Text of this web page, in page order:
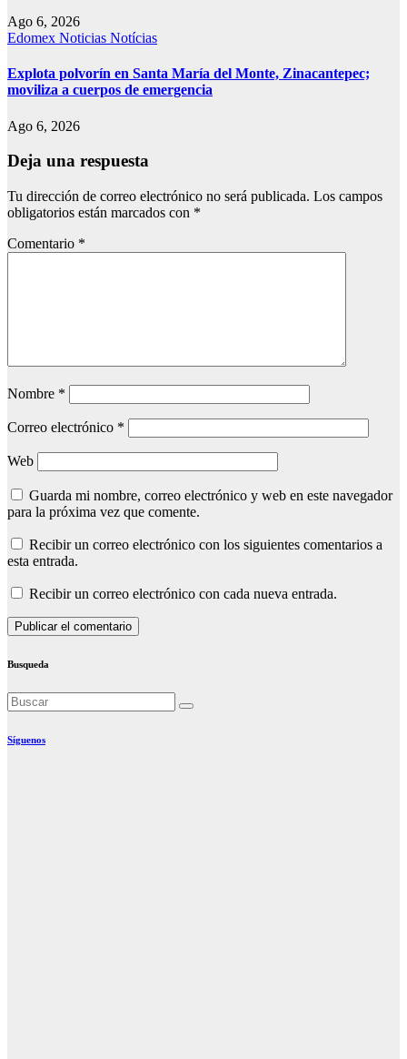
Ago 6, 2026
Edomex Noticias Notícias
Explota polvorín en Santa María del Monte, Zinacantepec;
moviliza a cuerpos de emergencia
Ago 6, 2026
Deja una respuesta
Tu dirección de correo electrónico no será publicada. Los campos
obligatorios están marcados con *
Comentario *
Nombre *
Correo electrónico *
Web
Guarda mi nombre, correo electrónico y web en este navegador
para la próxima vez que comente.
Recibir un correo electrónico con los siguientes comentarios a
esta entrada.
Recibir un correo electrónico con cada nueva entrada.
Busqueda
Síguenos